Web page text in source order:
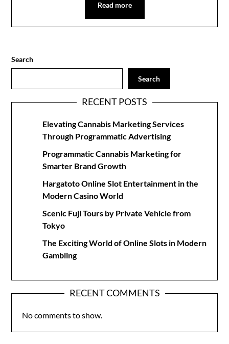
Read more
Search
Search
RECENT POSTS
Elevating Cannabis Marketing Services
Through Programmatic Advertising
Programmatic Cannabis Marketing for
Smarter Brand Growth
Hargatoto Online Slot Entertainment in the
Modern Casino World
Scenic Fuji Tours by Private Vehicle from
Tokyo
The Exciting World of Online Slots in Modern
Gambling
RECENT COMMENTS
No comments to show.